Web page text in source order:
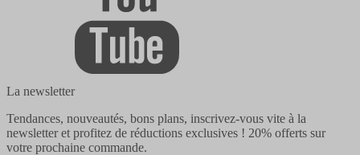
La newsletter
Tendances, nouveautés, bons plans, inscrivez-vous vite à la
newsletter et profitez de réductions exclusives ! 20% offerts sur
votre prochaine commande.